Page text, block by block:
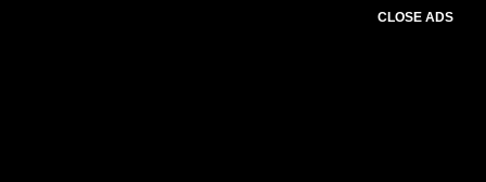
CLOSE ADS